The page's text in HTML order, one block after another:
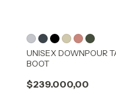
UNISEX DOWNPOUR
BOOT
$239.000,00